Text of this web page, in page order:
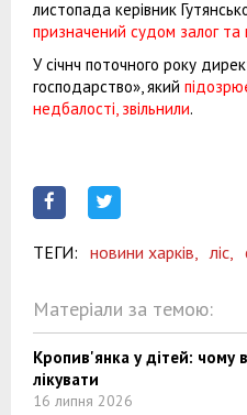
листопада керівник
призначений судом залог та
У січнч поточного року
господарство», який
недбалості, звільнили.
ТЕГИ: новини харків, ліс,
Матеріали за темою:
Кропив'янка у дітей: чому
лікувати
16 липня 2026